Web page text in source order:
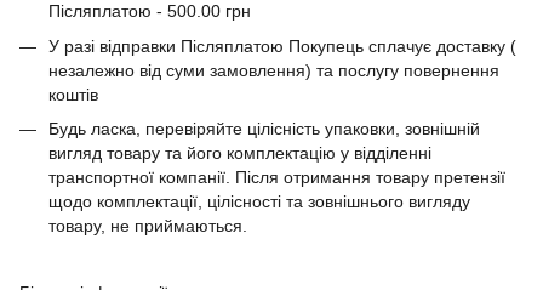
Післяплатою - 500.00 грн
У разі відправки Післяплатою Покупець сплачує доставку (
незалежно від суми замовлення) та послугу повернення
коштів
Будь ласка, перевіряйте цілісність упаковки, зовнішній
вигляд товару та його комплектацію у відділенні
транспортної компанії. Після отримання товару претензії
щодо комплектації, цілісності та зовнішнього вигляду
товару, не приймаються.